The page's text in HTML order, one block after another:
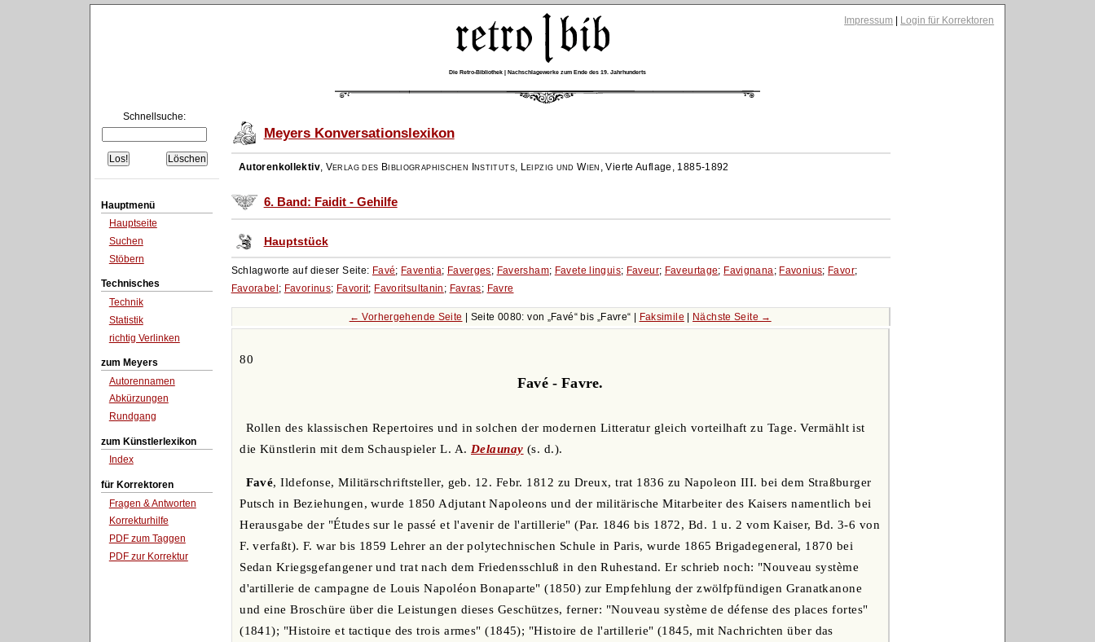
Impressum Login für Korrektoren
Die Retro-Bibliothek | Nachschlagewerke zum Ende des 19. Jahrhunderts
Schnellsuche:
Hauptmenü
Hauptseite
Suchen
Stöbern
Technisches
Technik
Statistik
richtig Verlinken
zum Meyers
Autorennamen
Abkürzungen
Rundgang
zum Künstlerlexikon
Index
für Korrektoren
Fragen & Antworten
Korrekturhilfe
PDF zum Taggen
PDF zur Korrektur
Meyers Konversationslexikon
Autorenkollektiv, Verlag des Bibliographischen Instituts, Leipzig und Wien ,Vierte Auflage, 1885-1892
6. Band: Faidit - Gehilfe
Hauptstück
Schlagworte auf dieser Seite: Favé; Faventia; Faverges; Faversham; Favete linguis; Faveur; Faveurtage; Favignana ; Favonius; Favor;
Favorabel; Favorinus; Favorit; Favoritsultanin ; Favras; Favre
← Vorhergehende Seite | Seite 0080: von Favé bis Favre Faksimile Nächste Seite →
80
Favé - Favre.
Rollen des klassischen Repertoires und in solchen der modernen Litteratur gleich vorteilhaft zu Tage. Vermählt ist
die Künstlerin mit dem Schauspieler L. A. Delaunay (s. d.).
Favé, Ildefonse, Militärschriftsteller, geb. 12. Febr. 1812 zu Dreux, trat 1836 zu Napoleon III. bei dem Straßburger
Putsch in Beziehungen, wurde 1850 Adjutant Napoleons und der militärische Mitarbeiter des Kaisers namentlich bei
Herausgabe der "Études sur le passé et l'avenir de l'artillerie" (Par. 1846 bis 1872, Bd. 1 u. 2 vom Kaiser, Bd. 3-6 von
F. verfaßt). F. war bis 1859 Lehrer an der polytechnischen Schule in Paris, wurde 1865 Brigadegeneral, 1870 bei
Sedan Kriegsgefangener und trat nach dem Friedensschluß in den Ruhestand. Er schrieb noch: "Nouveau système
d'artillerie de campagne de Louis Napoléon Bonaparte" (1850) zur Empfehlung der zwölfpfündigen Granatkanone
und eine Broschüre über die Leistungen dieses Geschützes, ferner: "Nouveau système de défense des places fortes"
(1841); "Histoire et tactique des trois armes" (1845); "Histoire de l'artillerie" (1845, mit Nachrichten über das